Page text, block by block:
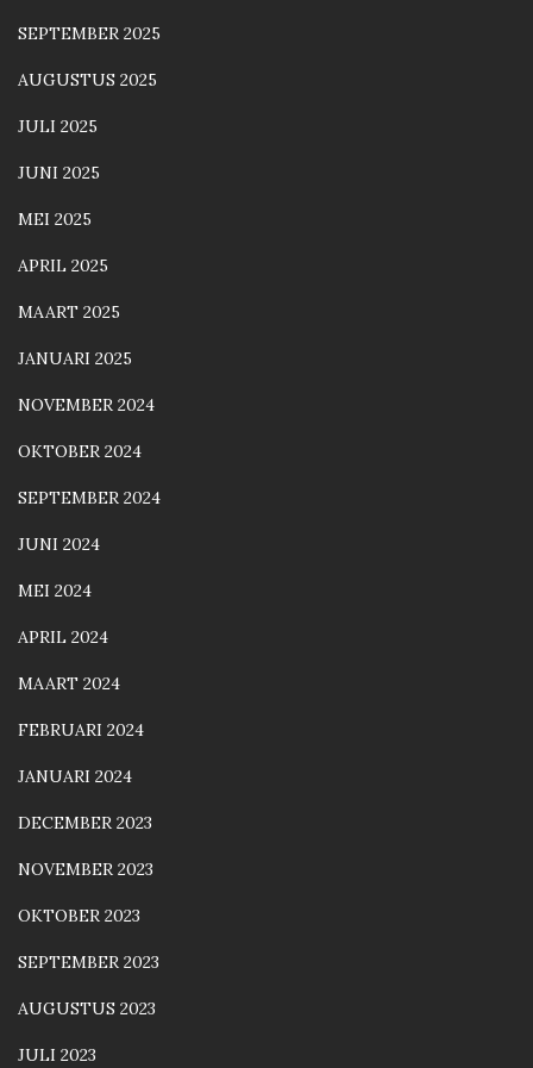
SEPTEMBER 2025
AUGUSTUS 2025
JULI 2025
JUNI 2025
MEI 2025
APRIL 2025
MAART 2025
JANUARI 2025
NOVEMBER 2024
OKTOBER 2024
SEPTEMBER 2024
JUNI 2024
MEI 2024
APRIL 2024
MAART 2024
FEBRUARI 2024
JANUARI 2024
DECEMBER 2023
NOVEMBER 2023
OKTOBER 2023
SEPTEMBER 2023
AUGUSTUS 2023
JULI 2023